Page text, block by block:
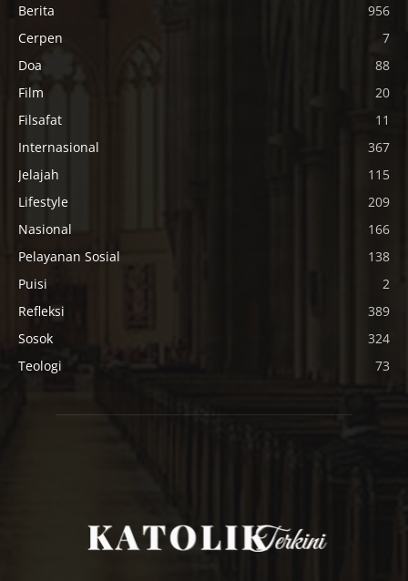
Berita
956
Cerpen
7
Doa
88
Film
20
Filsafat
11
Internasional
367
Jelajah
115
Lifestyle
209
Nasional
166
Pelayanan Sosial
138
Puisi
2
Refleksi
389
Sosok
324
Teologi
73